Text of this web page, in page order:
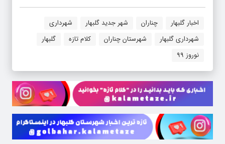
اخبار گلبهار چناران شهر جدید گلبهار
شهرداری
شهرداری گلبهار
شهرستان چناران کلام تازه
گلبهار
نوروز 99